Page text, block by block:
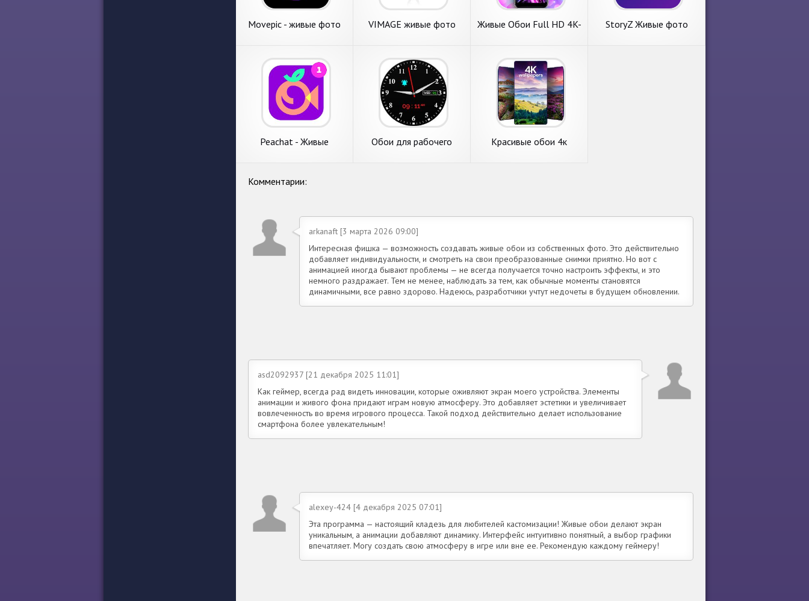
Movepic - живые фото
VIMAGE живые фото
Живые Обои Full HD 4K-
StoryZ Живые фото
Peachat - Живые
Обои для рабочего
Красивые обои 4к
Комментарии:
arkanaft [3 марта 2026 09:00]
Интересная фишка — возможность создавать живые обои из собственных фото. Это действительно
добавляет индивидуальности, и смотреть на свои преобразованные снимки приятно. Но вот с
анимацией иногда бывают проблемы — не всегда получается точно настроить эффекты, и это
немного раздражает. Тем не менее, наблюдать за тем, как обычные моменты становятся
динамичными, все равно здорово. Надеюсь, разработчики учтут недочеты в будущем обновлении.
asd2092937 [21 декабря 2025 11:01]
Как геймер, всегда рад видеть инновации, которые оживляют экран моего устройства. Элементы
анимации и живого фона придают играм новую атмосферу. Это добавляет эстетики и увеличивает
вовлеченность во время игрового процесса. Такой подход действительно делает использование
смартфона более увлекательным!
alexey-424 [4 декабря 2025 07:01]
Эта программа — настоящий кладезь для любителей кастомизации! Живые обои делают экран
уникальным, а анимации добавляют динамику. Интерфейс интуитивно понятный, а выбор графики
впечатляет. Могу создать свою атмосферу в игре или вне ее. Рекомендую каждому геймеру!